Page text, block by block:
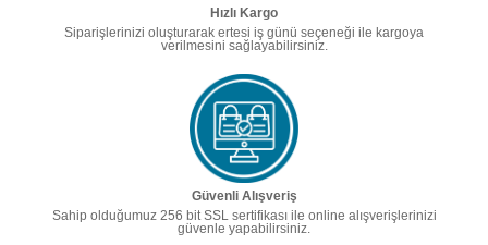
Hızlı Kargo
Siparişlerinizi oluşturarak ertesi iş günü seçeneği ile kargoya
verilmesini sağlayabilirsiniz.
Güvenli Alışveriş
Sahip olduğumuz 256 bit SSL sertifikası ile online alışverişlerinizi
güvenle yapabilirsiniz.